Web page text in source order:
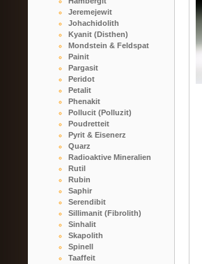
Jeremejewit
Johachidolith
Kyanit (Disthen)
Mondstein & Feldspat
Painit
Pargasit
Peridot
Petalit
Phenakit
Pollucit (Polluzit)
Poudretteit
Pyrit & Eisenerz
Quarz
Radioaktive Mineralien
Rutil
Rubin
Saphir
Serendibit
Sillimanit (Fibrolith)
Sinhalit
Skapolith
Spinell
Taaffeit